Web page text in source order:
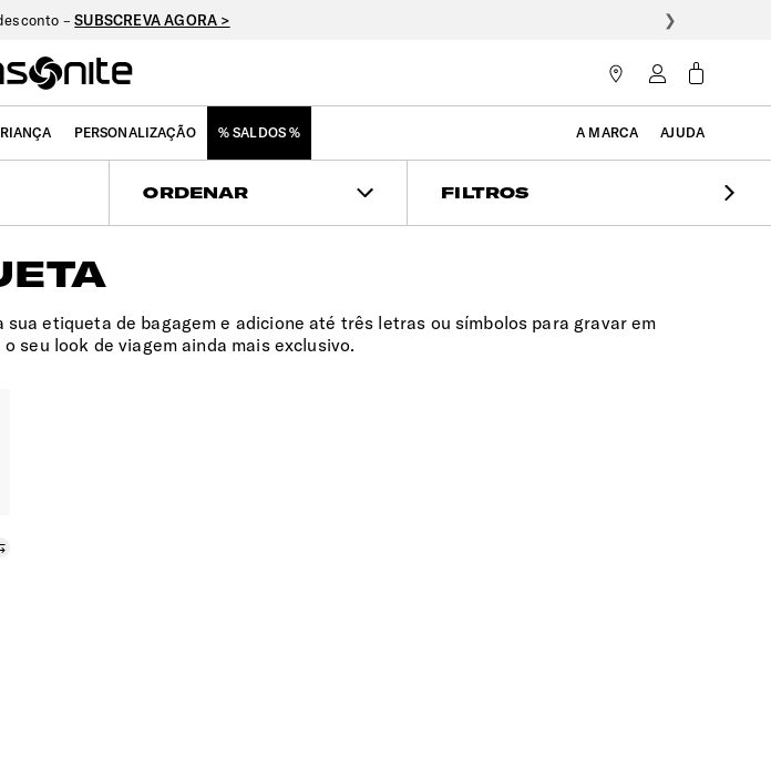
–SUBSCREVA AGORA > ❯
PERSONALIZAÇÃO % SALDOS % A MARCA AJUDA
ORDENAR FILTROS
etiqueta de bagagem e adicione até três letras ou símbolos para gravar em
seu look de viagem ainda mais exclusivo.